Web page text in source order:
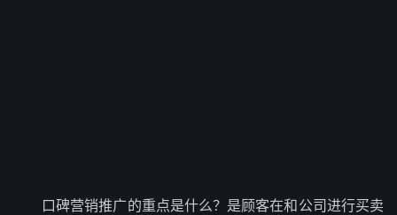
口碑营销推广的重点是什么？是顾客在和公司进行买卖